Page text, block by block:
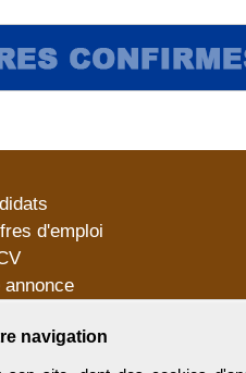
navigation
d'emploi
annonce